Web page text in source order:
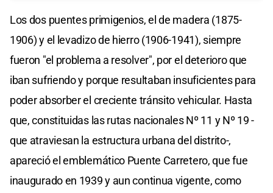
Los dos puentes primigenios, el de madera (1875-
1906) y el levadizo de hierro (1906-1941), siempre
fueron "el problema a resolver", por el deterioro que
iban sufriendo y porque resultaban insuficientes para
poder absorber el creciente tránsito vehicular. Hasta
que, constituidas las rutas nacionales Nº 11 y Nº 19 -
que atraviesan la estructura urbana del distrito-,
apareció el emblemático Puente Carretero, que fue
inaugurado en 1939 y aun continua vigente, como